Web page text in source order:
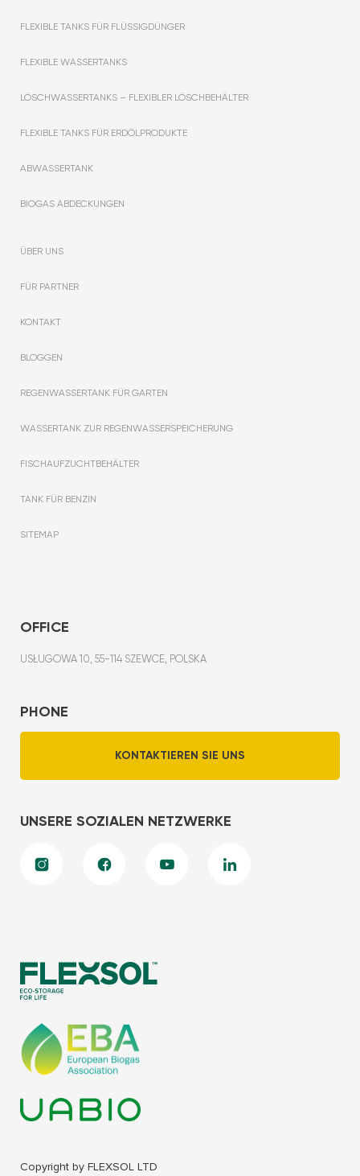
Copyright by FLEXSOL LTD
FLEXIBLE TANKS FÜR FLÜSSIGDÜNGER
FLEXIBLE WASSERTANKS
LÖSCHWASSERTANKS – FLEXIBLER LÖSCHBEHÄLTER
FLEXIBLE TANKS FÜR ERDÖLPRODUKTE
ABWASSERTANK
BIOGAS ABDECKUNGEN
ÜBER UNS
FÜR PARTNER
KONTAKT
BLOGGEN
REGENWASSERTANK FÜR GARTEN
WASSERTANK ZUR REGENWASSERSPEICHERUNG
FISCHAUFZUCHTBEHÄLTER
TANK FÜR BENZIN
SITEMAP
OFFICE
USŁUGOWA 10, 55-114 SZEWCE, POLSKA
PHONE
KONTAKTIEREN SIE UNS
UNSERE SOZIALEN NETZWERKE